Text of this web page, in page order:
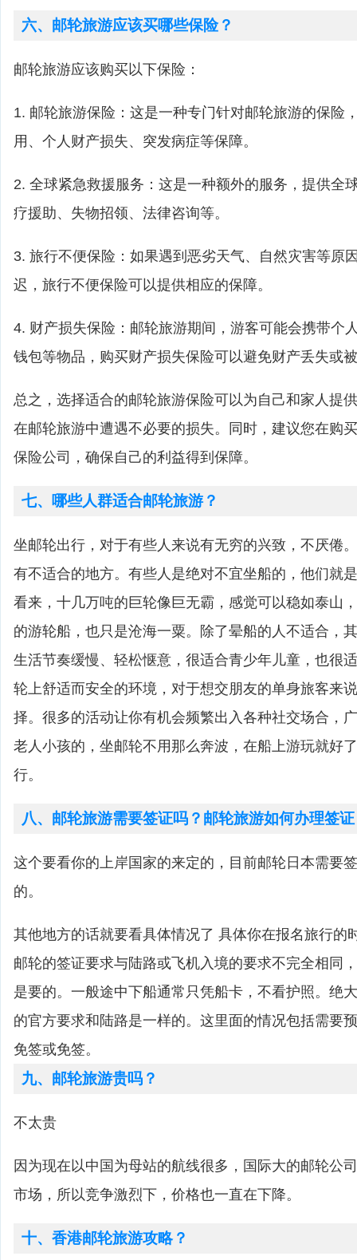
六、邮轮旅游应该买哪些保险？
邮轮旅游应该购买以下保险：
1. 邮轮旅游保险：这是一种专门针对邮轮旅游的保险
用、个人财产损失、突发病症等保障。
2. 全球紧急救援服务：这是一种额外的服务，提供全
疗援助、失物招领、法律咨询等。
3. 旅行不便保险：如果遇到恶劣天气、自然灾害等原
迟，旅行不便保险可以提供相应的保障。
4. 财产损失保险：邮轮旅游期间，游客可能会携带个
钱包等物品，购买财产损失保险可以避免财产丢失或
总之，选择适合的邮轮旅游保险可以为自己和家人提
在邮轮旅游中遭遇不必要的损失。同时，建议您在购
保险公司，确保自己的利益得到保障。
七、哪些人群适合邮轮旅游？
坐邮轮出行，对于有些人来说有无穷的兴致，不厌倦
有不适合的地方。有些人是绝对不宜坐船的，他们就
看来，十几万吨的巨轮像巨无霸，感觉可以稳如泰山
的游轮船，也只是沧海一粟。除了晕船的人不适合，
生活节奏缓慢、轻松惬意，很适合青少年儿童，也很
轮上舒适而安全的环境，对于想交朋友的单身旅客来
择。很多的活动让你有机会频繁出入各种社交场合，
老人小孩的，坐邮轮不用那么奔波，在船上游玩就好
行。
八、邮轮旅游需要签证吗？邮轮旅游如何办理签
这个要看你的上岸国家的来定的，目前邮轮日本需要
的。
其他地方的话就要看具体情况了 具体你在报名旅行的
邮轮的签证要求与陆路或飞机入境的要求不完全相同
是要的。一般途中下船通常只凭船卡，不看护照。绝
的官方要求和陆路是一样的。这里面的情况包括需要
免签或免签。
九、邮轮旅游贵吗？
不太贵
因为现在以中国为母站的航线很多，国际大的邮轮公
市场，所以竞争激烈下，价格也一直在下降。
十、香港邮轮旅游攻略？